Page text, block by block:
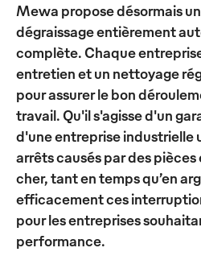
Mewa propose désormais
dégraissage entièrement
complète. Chaque
entretien et un nettoyage
pour assurer le bon
travail. Qu'il s'agisse d'un
d'une entreprise industrielle
arrêts causés par des
cher, tant en temps qu’en
efficacement ces
pour les entreprises
performance.